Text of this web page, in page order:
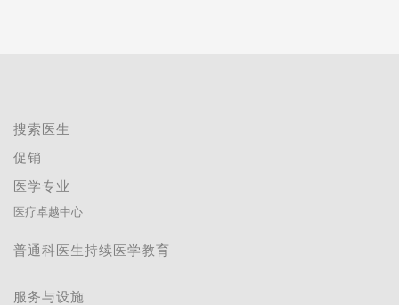
搜索医生
促销
医学专业
医疗卓越中心
普通科医生持续医学教育
服务与设施